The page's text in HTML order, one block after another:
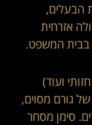
הבעלים,
אזרחית
בבית המשפט.
ועוד)
גורם מסוים,
סימן מסחר